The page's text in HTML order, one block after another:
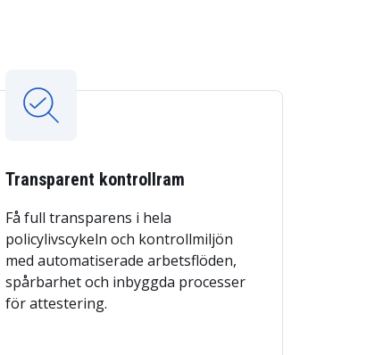
Transparent kontrollram
Få full transparens i hela
policylivscykeln och kontrollmiljön
med automatiserade arbetsflöden,
spårbarhet och inbyggda processer
för attestering.